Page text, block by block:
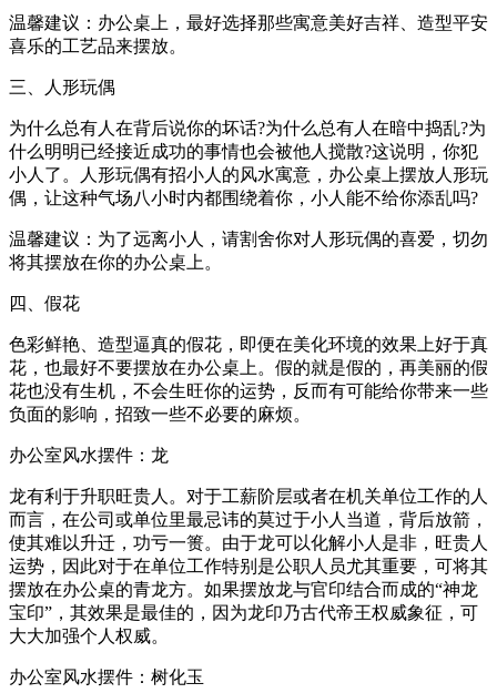
温馨建议：办公桌上，最好选择那些寓意美好吉祥、造型平安
喜乐的工艺品来摆放。
三、人形玩偶
为什么总有人在背后说你的坏话?为什么总有人在暗中捣乱?为
什么明明已经接近成功的事情也会被他人搅散?这说明，你犯
小人了。人形玩偶有招小人的风水寓意，办公桌上摆放人形玩
偶，让这种气场八小时内都围绕着你，小人能不给你添乱吗?
温馨建议：为了远离小人，请割舍你对人形玩偶的喜爱，切勿
将其摆放在你的办公桌上。
四、假花
色彩鲜艳、造型逼真的假花，即便在美化环境的效果上好于真
花，也最好不要摆放在办公桌上。假的就是假的，再美丽的假
花也没有生机，不会生旺你的运势，反而有可能给你带来一些
负面的影响，招致一些不必要的麻烦。
办公室风水摆件：龙
龙有利于升职旺贵人。对于工薪阶层或者在机关单位工作的人
而言，在公司或单位里最忌讳的莫过于小人当道，背后放箭，
使其难以升迁，功亏一篑。由于龙可以化解小人是非，旺贵人
运势，因此对于在单位工作特别是公职人员尤其重要，可将其
摆放在办公桌的青龙方。如果摆放龙与官印结合而成的“神龙
宝印”，其效果是最佳的，因为龙印乃古代帝王权威象征，可
大大加强个人权威。
办公室风水摆件：树化玉